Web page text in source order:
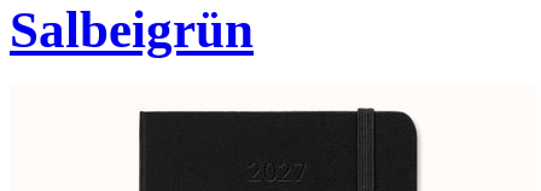
Salbeigrün